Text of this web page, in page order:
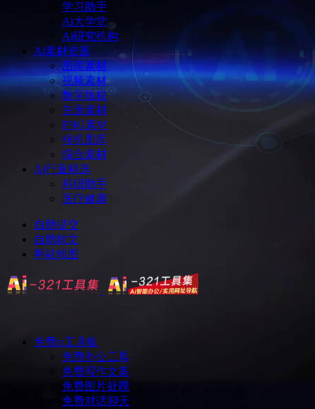
学习助手
Ai大学堂
Ai研究机构
Ai素材资源
图库素材
视频素材
数字版权
矢量素材
PNG素材
样机图库
综合素材
Ai行业精选
科研助手
医疗健康
自助提交
自助软文
网站地图
免费ai工具集
免费办公工具
免费写作文案
免费图片处理
免费对话聊天